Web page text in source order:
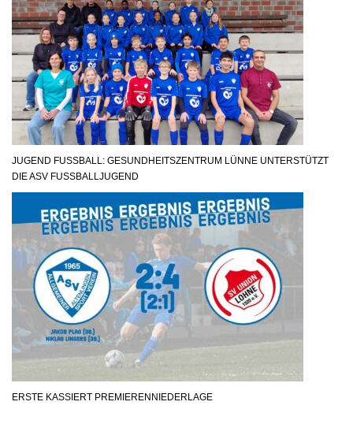
JUGEND FUSSBALL: GESUNDHEITSZENTRUM LÜNNE UNTERSTÜTZT D
IE ASV FUSSBALLJUGEND
ERSTE KASSIERT PREMIERENNIEDERLAGE